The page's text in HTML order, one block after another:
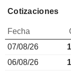
Cotizaciones
Fecha
07/08/26
06/08/26